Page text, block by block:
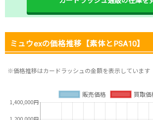
ミュウexの価格推移【素体とPSA10】
※価格推移はカードラッシュの金額を表示しています